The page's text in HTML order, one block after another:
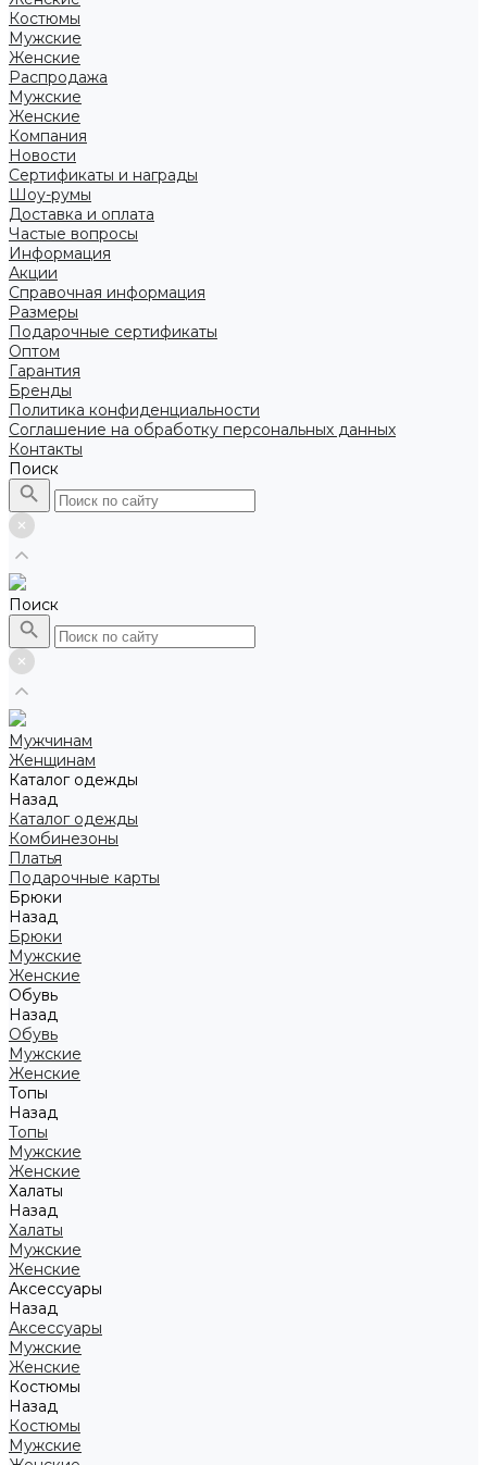
Костюмы
Мужские
Женские
Распродажа
Мужские
Женские
Компания
Новости
Сертификаты и награды
Шоу-румы
Доставка и оплата
Частые вопросы
Информация
Акции
Справочная информация
Размеры
Подарочные сертификаты
Оптом
Гарантия
Бренды
Политика конфиденциальности
Соглашение на обработку персональных данных
Контакты
Поиск
Поиск
Мужчинам
Женщинам
Каталог одежды
Назад
Каталог одежды
Комбинезоны
Платья
Подарочные карты
Брюки
Назад
Брюки
Мужские
Женские
Обувь
Назад
Обувь
Мужские
Женские
Топы
Назад
Топы
Мужские
Женские
Халаты
Назад
Халаты
Мужские
Женские
Аксессуары
Назад
Аксессуары
Мужские
Женские
Костюмы
Назад
Костюмы
Мужские